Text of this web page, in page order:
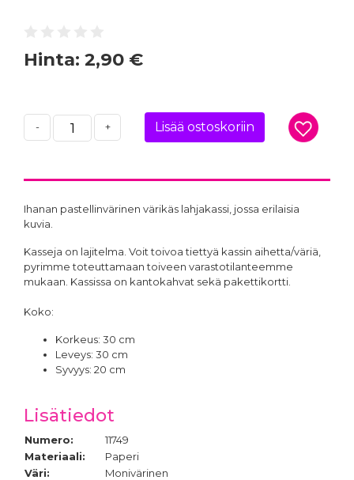
Hinta: 2,90 €
- + Lisää ostoskoriin
Ihanan pastellinvärinen värikäs lahjakassi, jossa erilaisia
kuvia.
Kasseja on lajitelma. Voit toivoa tiettyä kassin aihetta/väriä,
pyrimme toteuttamaan toiveen varastotilanteemme
mukaan. Kassissa on kantokahvat sekä pakettikortti.
Koko:
Korkeus: 30 cm
Leveys: 30 cm
Syvyys: 20 cm
Lisätiedot
Numero:
11749
Materiaali:
Paperi
Väri:
Monivärinen